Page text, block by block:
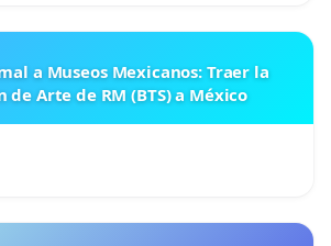
a Museos Mexicanos: Traer la
de Arte de RM (BTS) a México